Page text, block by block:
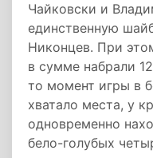
Чайковски и
единственную
Никонцев. При
в сумме набрали
то момент игры в
хватало места, у
одновременно
бело-голубых